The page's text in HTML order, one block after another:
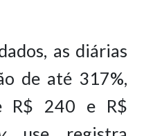
as diárias
de até 317%,
R$ 240 e R$